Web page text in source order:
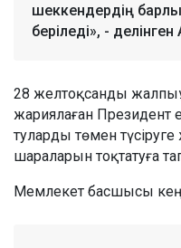
шеккендердің
беріледі», -
28 желтоқсанды
жариялаған Президент
туларды төмен
шараларын тоқтатуға
Мемлекет басшысы